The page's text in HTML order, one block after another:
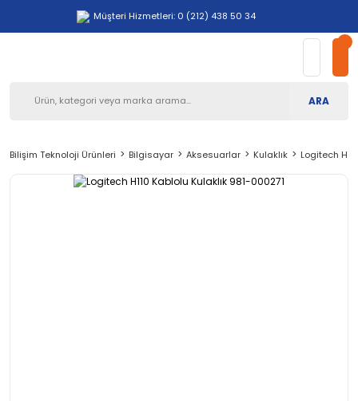
Müşteri Hizmetleri: 0 (212) 438 50 34
ARA
Bilişim Teknoloji Ürünleri Bilgisayar Aksesuarlar Kulaklık Logitech